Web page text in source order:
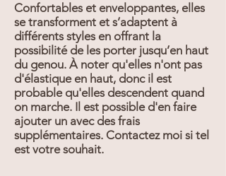
Confortables et enveloppantes, elles
se transforment et s’adaptent à
différents styles en offrant la
possibilité de les porter jusqu’en haut
du genou. À noter qu'elles n'ont pas
d'élastique en haut, donc il est
probable qu'elles descendent quand
on marche. Il est possible d'en faire
ajouter un avec des frais
supplémentaires. Contactez moi si tel
est votre souhait.